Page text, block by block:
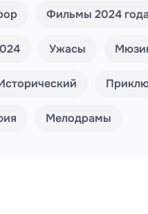
Фильмы 2024 года
Ужасы
Мелодрамы